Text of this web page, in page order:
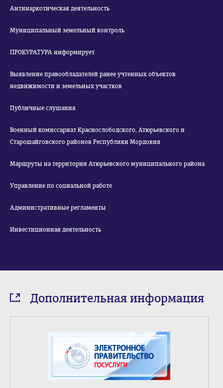
Антинаркотическая деятельность
Муниципальный земельный контроль
ПРОКУРАТУРА информирует
Выявление правообладателей ранее учтенных объектов
недвижимости и земельных участков
Публичные слушания
Военный комиссариат Краснослободского, Атюрьевского и
Старошайговского районов Республики Мордовия
Маршруты на территории Атюрьевского муниципального района
Управление по социальной работе
Административные регламенты
Инвестиционная деятельность
Дополнительная информация